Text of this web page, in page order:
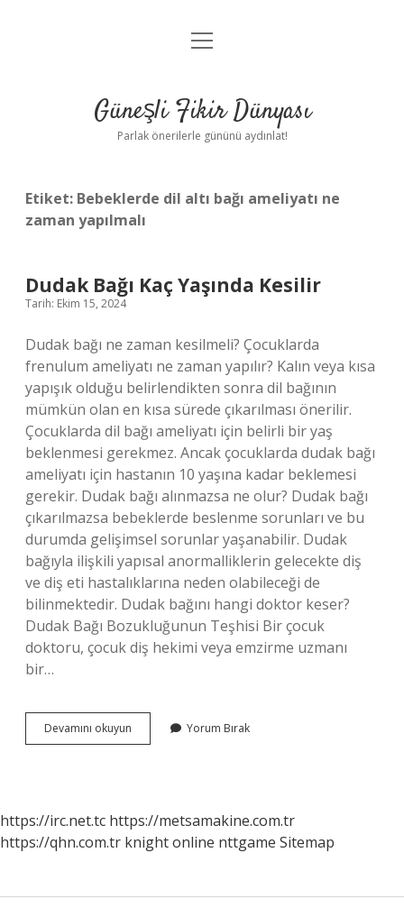
Anasayfa
Yasal Uyarı
menüyü
Güneşli Fikir Dünyası
Parlak önerilerle gününü aydınlat!
Etiket: Bebeklerde dil altı bağı ameliyatı ne
zaman yapılmalı
Dudak Bağı Kaç Yaşında Kesilir
Tarih: Ekim 15, 2024
Dudak bağı ne zaman kesilmeli? Çocuklarda
frenulum ameliyatı ne zaman yapılır? Kalın veya kısa
yapışık olduğu belirlendikten sonra dil bağının
mümkün olan en kısa sürede çıkarılması önerilir.
Çocuklarda dil bağı ameliyatı için belirli bir yaş
beklenmesi gerekmez. Ancak çocuklarda dudak bağı
ameliyatı için hastanın 10 yaşına kadar beklemesi
gerekir. Dudak bağı alınmazsa ne olur? Dudak bağı
çıkarılmazsa bebeklerde beslenme sorunları ve bu
durumda gelişimsel sorunlar yaşanabilir. Dudak
bağıyla ilişkili yapısal anormalliklerin gelecekte diş
ve diş eti hastalıklarına neden olabileceği de
bilinmektedir. Dudak bağını hangi doktor keser?
Dudak Bağı Bozukluğunun Teşhisi Bir çocuk
doktoru, çocuk diş hekimi veya emzirme uzmanı
bir…
Devamını okuyun
Bağı
Yorum Bırak
https://irc.net.tc https://metsamakine.com.tr
https://qhn.com.tr knight online nttgame Sitemap